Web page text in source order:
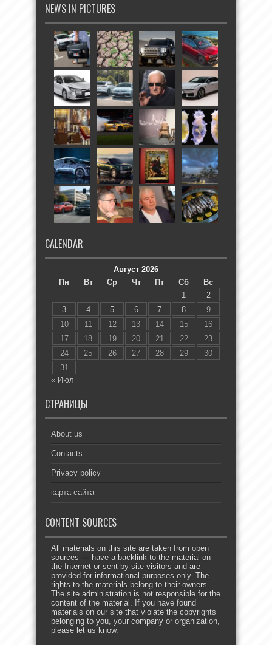
NEWS IN PICTURES
CALENDAR
Август 2026
Пн
Вт Ср Чт Пт Сб
Вс
1
2
3
4 5 6 7 8
9
10
11 12 13 14 15
16
17
18 19 20 21 22
23
24
25 26 27 28 29
30
31
« Июл
СТРАНИЦЫ
About us
Contacts
Privacy policy
карта сайта
CONTENT SOURCES
All materials on this site are taken from open
sources — have a backlink to the material on
the Internet or sent by site visitors and are
provided for informational purposes only. The
rights to the materials belong to their owners.
The site administration is not responsible for the
content of the material. If you have found
materials on our site that violate the copyrights
belonging to you, your company or organization,
please let us know.